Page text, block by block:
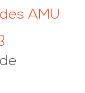
AMU